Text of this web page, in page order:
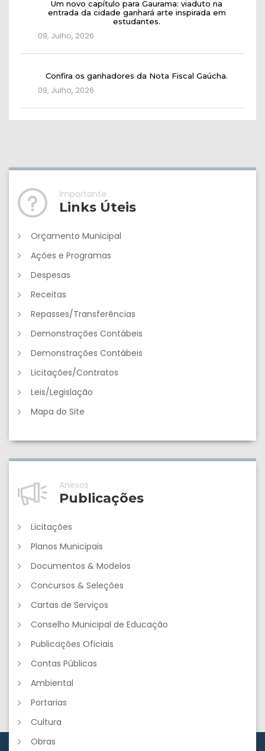
Um novo capítulo para Gaurama: viaduto na
entrada da cidade ganhará arte inspirada em
estudantes.
09, Julho, 2026
Confira os ganhadores da Nota Fiscal Gaúcha.
09, Julho, 2026
Importante
Links Úteis
Orçamento Municipal
Ações e Programas
Despesas
Receitas
Repasses/Transferências
Demonstrações Contábeis
Demonstrações Contábeis
Licitações/Contratos
Leis/Legislação
Mapa do Site
Anexos
Publicações
Licitações
Planos Municipais
Documentos & Modelos
Concursos & Seleções
Cartas de Serviços
Conselho Municipal de Educação
Publicações Oficiais
Contas Públicas
Ambiental
Portarias
Cultura
Obras